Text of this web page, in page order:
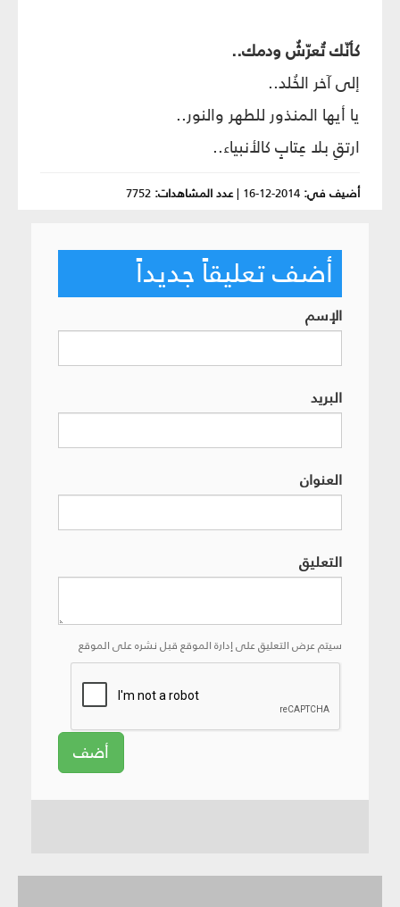
كأنّك تُعرّشُ ودمك..
إلى آخر الخُلد..
يا أيها المنذور للطهر والنور..
ارتقِ بلا عِتابٍ كالأنبياء..
أضيف في: 2014-12-16
|عدد المشاهدات: 7752
أضف تعليقاً جديداً
الإسم
البريد
العنوان
التعليق
سيتم عرض التعليق على إدارة الموقع قبل نشره على الموقع
أضف